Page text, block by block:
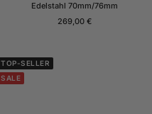
Edelstahl 70mm/76mm
Angebotspreis
269,00 €
TOP-SELLER
SALE